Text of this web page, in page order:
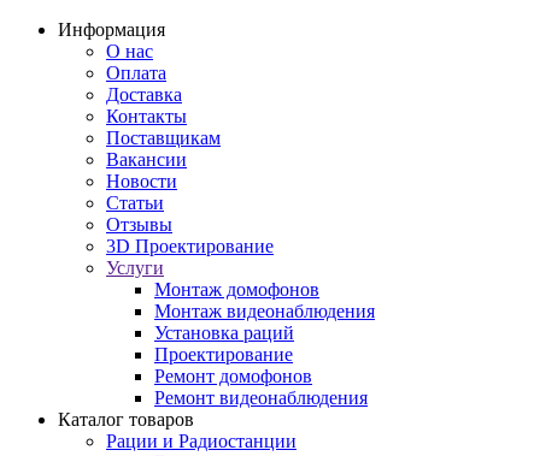
Информация
О нас
Оплата
Доставка
Контакты
Поставщикам
Вакансии
Новости
Статьи
Отзывы
3D Проектирование
Услуги
Монтаж домофонов
Монтаж видеонаблюдения
Установка раций
Проектирование
Ремонт домофонов
Ремонт видеонаблюдения
Каталог товаров
Рации и Радиостанции